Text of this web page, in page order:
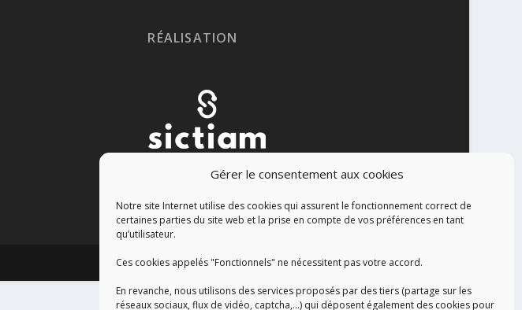
Gérer le consentement aux cookies
Notre site Internet utilise des cookies qui assurent le fonctionnement correct de
certaines parties du site web et la prise en compte de vos préférences en tant
qu’utilisateur.
Ces cookies appelés "Fonctionnels" ne nécessitent pas votre accord.
En revanche, nous utilisons des services proposés par des tiers (partage sur les
réseaux sociaux, flux de vidéo, captcha,...) qui déposent également des cookies pour
RÉALISATION